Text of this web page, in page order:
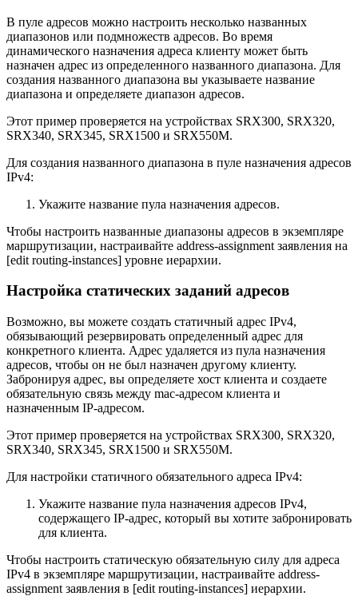
В пуле адресов можно настроить несколько названных
диапазонов или подмножеств адресов. Во время
динамического назначения адреса клиенту может быть
назначен адрес из определенного названного диапазона. Для
создания названного диапазона вы указываете название
диапазона и определяете диапазон адресов.
Этот пример проверяется на устройствах SRX300, SRX320,
SRX340, SRX345, SRX1500 и SRX550M.
Для создания названного диапазона в пуле назначения адресов
IPv4:
Укажите название пула назначения адресов.
Чтобы настроить названные диапазоны адресов в экземпляре
маршрутизации, настраивайте address-assignment заявления на
[edit routing-instances] уровне иерархии.
Настройка статических заданий адресов
Возможно, вы можете создать статичный адрес IPv4,
обязывающий резервировать определенный адрес для
конкретного клиента. Адрес удаляется из пула назначения
адресов, чтобы он не был назначен другому клиенту.
Забронируя адрес, вы определяете хост клиента и создаете
обязательную связь между mac-адресом клиента и
назначенным IP-адресом.
Этот пример проверяется на устройствах SRX300, SRX320,
SRX340, SRX345, SRX1500 и SRX550M.
Для настройки статичного обязательного адреса IPv4:
Укажите название пула назначения адресов IPv4,
содержащего IP-адрес, который вы хотите забронировать
для клиента.
Чтобы настроить статическую обязательную силу для адреса
IPv4 в экземпляре маршрутизации, настраивайте address-
assignment заявления в [edit routing-instances] иерархии.